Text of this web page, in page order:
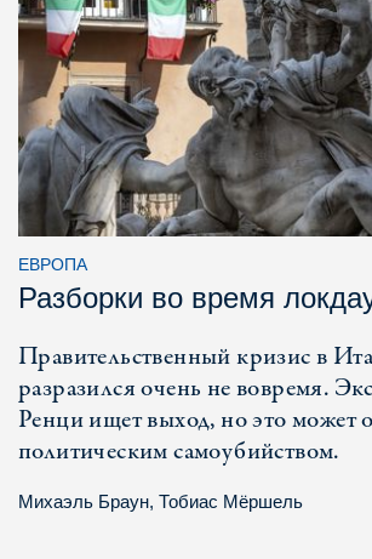
ЕВРОПА
Разборки во время
Правительственный кризис в
разразился очень не вовремя.
Ренци ищет выход, но это может
политическим самоубийством.
Михаэль Браун, Тобиас Мёршель